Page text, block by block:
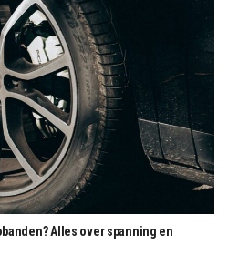
Alles over spanning en